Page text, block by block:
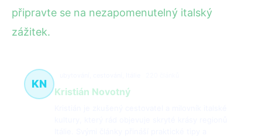
připravte se na nezapomenutelný italský
zážitek.
KN
Kristián Novotný